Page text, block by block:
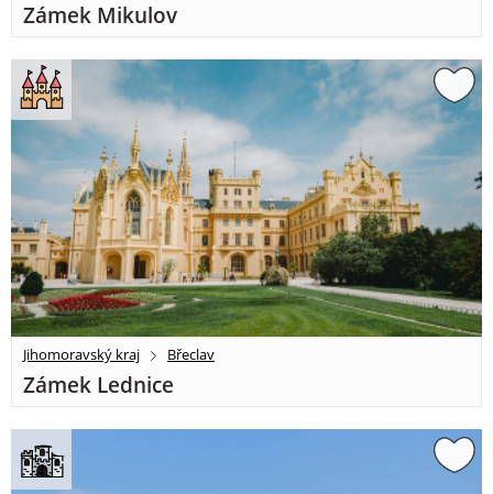
Zámek Mikulov
Jihomoravský kraj Břeclav
Zámek Lednice